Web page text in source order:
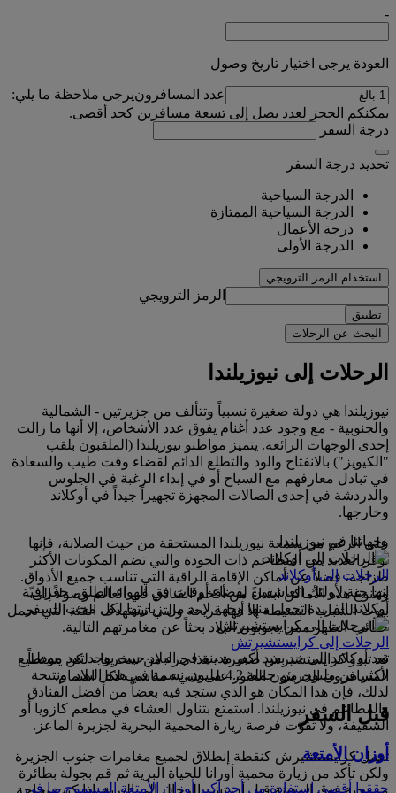
-
العودة يرجى اختيار تاريخ وصول
عدد المسافرونيرجى ملاحظة ما يلي:
يمكنكم الحجز لعدد يصل إلى تسعة مسافرين كحد أقصى.
درجة السفر
تحديد درجة السفر
الدرجة السياحية
الدرجة السياحية الممتازة
درجة الأعمال
الدرجة الأولى
استخدام الرمز الترويجي
الرمز الترويجي
تطبيق
البحث عن الرحلات
الرحلات إلى نيوزيلندا
نيوزيلندا هي دولة صغيرة نسبياً وتتألف من جزيرتين - الشمالية
والجنوبية - مع وجود عدد أغنام يفوق عدد الأشخاص، إلا أنها ما زالت
إحدى الوجهات الرائعة. يتميز مواطنو نيوزيلندا (الملقبون بلقب
"الكيويز") بالانفتاح والود والتطلع الدائم لقضاء وقت طيب والسعادة
في تبادل معارفهم مع السياح أو في إبداء الرغبة في الجلوس
والدردشة في إحدى الصالات المجهزة تجهيزاً جيداً في أوكلاند
وخارجها.
على الرغم من سمعة نيوزيلندا المستحقة من حيث الصلابة، فإنها
توفر العديد من المطاعم ذات الجودة والتي تضم المكونات الأكثر
طزاجة، فضلاً عن أماكن الإقامة الراقية التي تناسب جميع الأذواق.
وتتنوع هذه الأماكن ابتداءً من أفخم الفنادق في العالم وصولاً إلى
بيوت الشباب البسيطة إلا أنها مريحة والتي تستهدف الفئة التي تحمل
حقائب الظهر ممن يجوبون البلاد بحثاً عن مغامرتهم التالية.
تعد أوكلاند إلى حد بعيد أكبر مدينة في البلاد حيث يوجد تعد موطناً
لأكثر من مليون من جملة 4.2 مليون نسمة في هذه البلاد. ونتيجة
لذلك، فإن هذا المكان هو الذي ستجد فيه بعضاً من أفضل الفنادق
والمطاعم في نيوزيلندا. استمتع بتناول العشاء في مطعم كازويا أو
السقيفة، ولا تفوّت فرصة زيارة المحمية البحرية لجزيرة الماعز.
تعمل كرايستشيرش كنقطة إنطلاق لجميع مغامرات جنوب الجزيرة
ولكن تأكد من زيارة محمية أورانا للحياة البرية ثم قم بجولة بطائرة
مروحية فوق المدينة قبل أن تشد الرحال إلى البرية. إذا كنت بحاجة
وجهاتنا في نيوزيلندا
الرحلات إلى أوكلاند
إنها جنة لأولئك العاشقين لقضاء أوقات في الهواء الطلق، جغرافيّة
أوكلاند الفريدة تجعل منها وجهة لا بد من زيارتها لكل محب للسفر.
الرحلات إلى كرايستشيرتش
قد تبدو كرايستشيرش صغيرة - هذا جزء من سحرها - لكن يستطيع
المسافرون الجريئون العثور على شيء مناسب لكل اهتمام.
قبل السفر
أوزان الأمتعة
حققوا أقصى استفادة من أحد أكبر أوزان الأمتعة المسموح بها في